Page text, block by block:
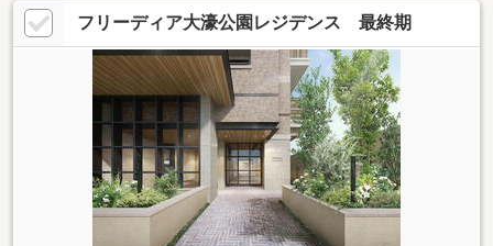
フリーディア大濠公園レジデンス 最終期